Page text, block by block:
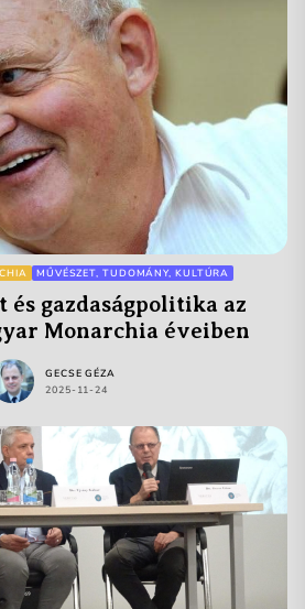
MŰVÉSZET, TUDOMÁNY, KULTÚRA
és gazdaságpolitika az
Monarchia éveiben
GECSE GÉZA
2025-11-24